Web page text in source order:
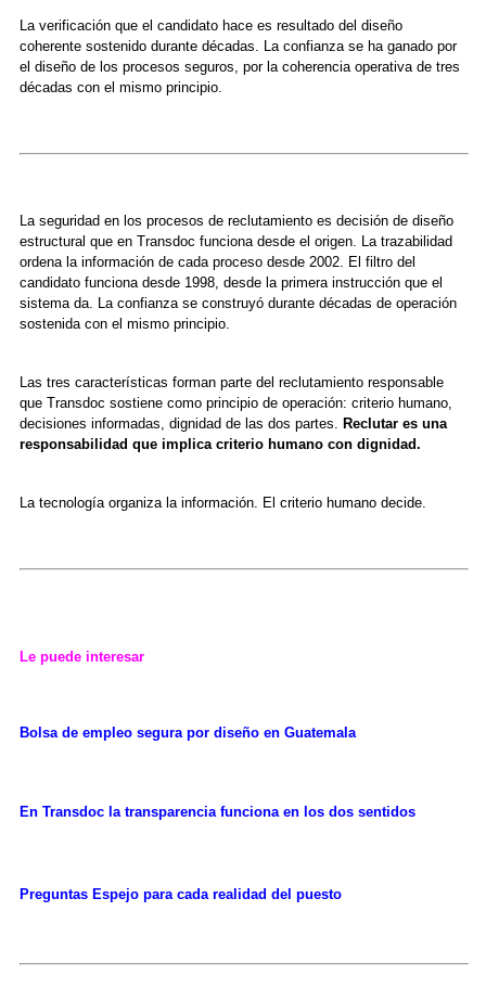
La verificación que el candidato hace es resultado del diseño
coherente sostenido durante décadas. La confianza se ha ganado por
el diseño de los procesos seguros, por la coherencia operativa de tres
décadas con el mismo principio.
La seguridad en los procesos de reclutamiento es decisión de diseño
estructural que en Transdoc funciona desde el origen. La trazabilidad
ordena la información de cada proceso desde 2002. El filtro del
candidato funciona desde 1998, desde la primera instrucción que el
sistema da. La confianza se construyó durante décadas de operación
sostenida con el mismo principio.
Las tres características forman parte del reclutamiento responsable
que Transdoc sostiene como principio de operación: criterio humano,
decisiones informadas, dignidad de las dos partes. Reclutar es una
responsabilidad que implica criterio humano con dignidad.
La tecnología organiza la información. El criterio humano decide.
Le puede interesar
Bolsa de empleo segura por diseño en Guatemala
En Transdoc la transparencia funciona en los dos sentidos
Preguntas Espejo para cada realidad del puesto